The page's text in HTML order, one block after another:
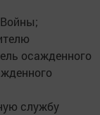
осажденного
службу